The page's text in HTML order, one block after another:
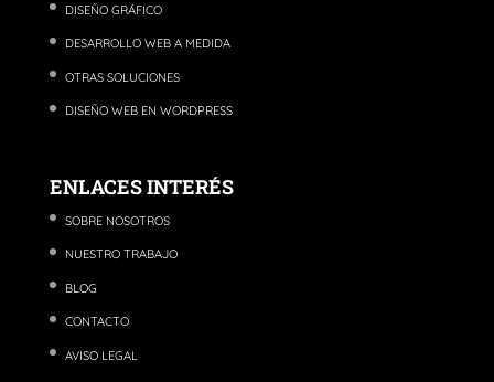
DISEÑO GRÁFICO
DESARROLLO WEB A MEDIDA
OTRAS SOLUCIONES
DISEÑO WEB EN WORDPRESS
ENLACES INTERÉS
SOBRE NOSOTROS
NUESTRO TRABAJO
BLOG
CONTACTO
AVISO LEGAL